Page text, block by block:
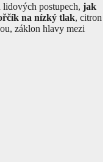
lidových postupech, jak
na nízký tlak, citron
záklon hlavy mezi